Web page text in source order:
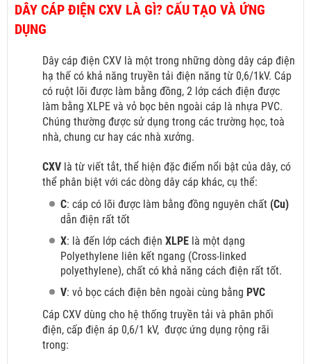
DÂY CÁP ĐIỆN CXV LÀ GÌ? CẤU TẠO VÀ ỨNG
DỤNG
Dây cáp điện CXV là một trong những dòng dây cáp điện
hạ thế có khả năng truyền tải điện năng từ 0,6/1kV. Cáp
có ruột lõi được làm bằng đồng, 2 lớp cách điện được
làm bằng XLPE và vỏ bọc bên ngoài cáp là nhựa PVC.
Chúng thường được sử dụng trong các trường học, toà
nhà, chung cư hay các nhà xưởng.
CXV là từ viết tắt, thể hiện đặc điểm nổi bật của dây, có
thể phân biệt với các dòng dây cáp khác, cụ thể:
C: cáp có lõi được làm bằng đồng nguyên chất (Cu)
dẫn điện rất tốt
X: là đến lớp cách điện XLPE là một dạng
Polyethylene liên kết ngang (Cross-linked
polyethylene), chất có khả năng cách điện rất tốt.
V: vỏ bọc cách điện bên ngoài cùng bằng PVC
Cáp CXV dùng cho hệ thống truyền tải và phân phối
điện, cấp điện áp 0,6/1 kV, được ứng dụng rộng rãi
trong: